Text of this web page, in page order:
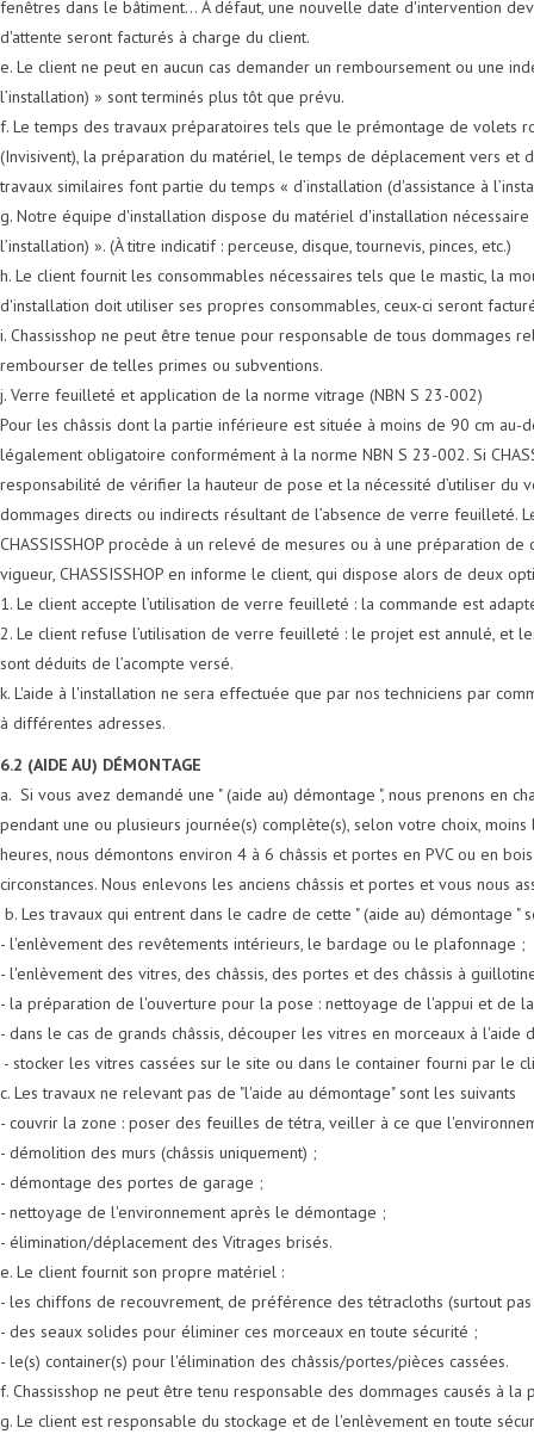
fenêtres dans le bâtiment... À défaut, une nouvelle date d'intervention
d'attente seront facturés à charge du client.
e. Le client ne peut en aucun cas demander un remboursement ou une
l’installation) » sont terminés plus tôt que prévu.
f. Le temps des travaux préparatoires tels que le prémontage de volets
(Invisivent), la préparation du matériel, le temps de déplacement vers et
travaux similaires font partie du temps « d’installation (d'assistance à
g. Notre équipe d'installation dispose du matériel d'installation
l’installation) ». (À titre indicatif : perceuse, disque, tournevis, pinces, etc.)
h. Le client fournit les consommables nécessaires tels que le mastic, la
d'installation doit utiliser ses propres consommables, ceux-ci seront
i. Chassisshop ne peut être tenue pour responsable de tous dommages
rembourser de telles primes ou subventions.
j. Verre feuilleté et application de la norme vitrage (NBN S 23-002)
Pour les châssis dont la partie inférieure est située à moins de 90 cm
légalement obligatoire conformément à la norme NBN S 23-002. Si
responsabilité de vérifier la hauteur de pose et la nécessité d’utiliser du
dommages directs ou indirects résultant de l’absence de verre feuilleté.
CHASSISSHOP procède à un relevé de mesures ou à une préparation
vigueur, CHASSISSHOP en informe le client, qui dispose alors de deux
1. Le client accepte l’utilisation de verre feuilleté : la commande est
2. Le client refuse l’utilisation de verre feuilleté : le projet est annulé, et
sont déduits de l’acompte versé.
k. L'aide à l'installation ne sera effectuée que par nos techniciens par
à différentes adresses.
6.2 (AIDE AU) DÉMONTAGE
a. Si vous avez demandé une " (aide au) démontage ", nous prenons en
pendant une ou plusieurs journée(s) complète(s), selon votre choix, moins
heures, nous démontons environ 4 à 6 châssis et portes en PVC ou en
circonstances. Nous enlevons les anciens châssis et portes et vous nous
b. Les travaux qui entrent dans le cadre de cette " (aide au) démontage "
- l'enlèvement des revêtements intérieurs, le bardage ou le plafonnage ;
- l'enlèvement des vitres, des châssis, des portes et des châssis à
- la préparation de l'ouverture pour la pose : nettoyage de l'appui et de
- dans le cas de grands châssis, découper les vitres en morceaux à l'aide
- stocker les vitres cassées sur le site ou dans le container fourni par le
c. Les travaux ne relevant pas de "l'aide au démontage" sont les suivants
- couvrir la zone : poser des feuilles de tétra, veiller à ce que
- démolition des murs (châssis uniquement) ;
- démontage des portes de garage ;
- nettoyage de l'environnement après le démontage ;
- élimination/déplacement des Vitrages brisés.
e. Le client fournit son propre matériel :
- les chiffons de recouvrement, de préférence des tétracloths (surtout
- des seaux solides pour éliminer ces morceaux en toute sécurité ;
- le(s) container(s) pour l'élimination des châssis/portes/pièces cassées.
f. Chassisshop ne peut être tenu responsable des dommages causés à
g. Le client est responsable du stockage et de l'enlèvement en toute